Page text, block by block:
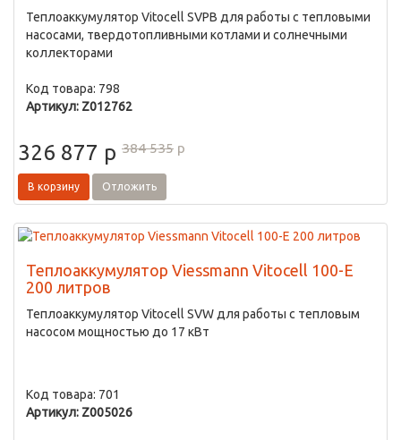
Теплоаккумулятор Vitocell SVPB для работы с тепловыми
насосами, твердотопливными котлами и солнечными
коллекторами
Код товара: 798
Артикул: Z012762
326 877 p 384 535 p
В корзину Отложить
Теплоаккумулятор Viessmann Vitocell 100-E
200 литров
Теплоаккумулятор Vitocell SVW для работы с тепловым
насосом мощностью до 17 кВт
Код товара: 701
Артикул: Z005026